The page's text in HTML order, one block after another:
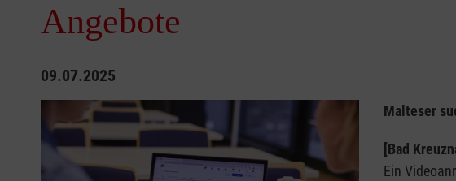
Angebote
09.07.2025
Malteser
[Bad
Ein